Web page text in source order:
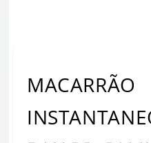
MACARRÃO